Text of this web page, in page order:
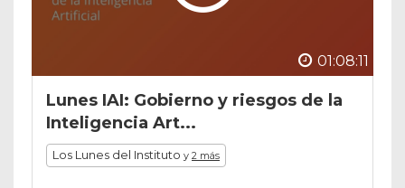
01:08:11
Lunes IAI: Gobierno y riesgos de la
Inteligencia Art...
Los Lunes del Instituto y 2 más